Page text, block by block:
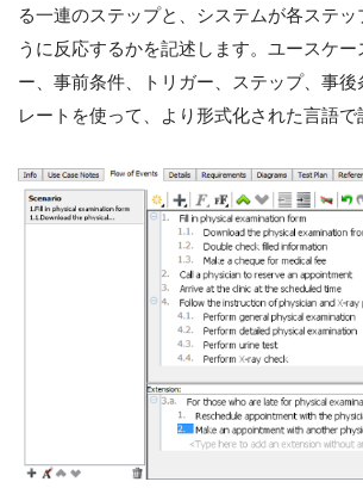
る一連のステップと、システムが各ステッ
うに反応するかを記述します。ユースケー
ー、事前条件、トリガー、ステップ、事
レートを使って、より形式化された言語で